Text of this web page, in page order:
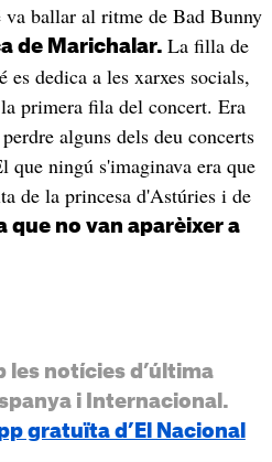
va ballar al ritme de Bad Bunny
de Marichalar. La filla de
dedica a les xarxes socials,
primera fila del concert. Era
alguns dels deu concerts
ningú s'imaginava era que
de la princesa d'Astúries i de
que no van aparèixer a
les notícies d’última
i Internacional.
gratuïta d’El Nacional